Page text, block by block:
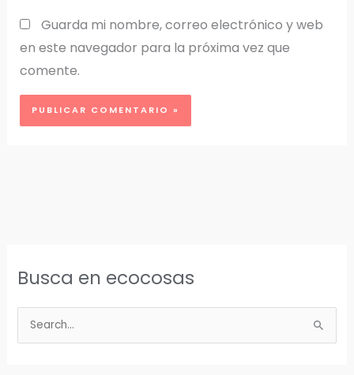
Guarda mi nombre, correo electrónico y web
en este navegador para la próxima vez que
comente.
Busca en ecocosas